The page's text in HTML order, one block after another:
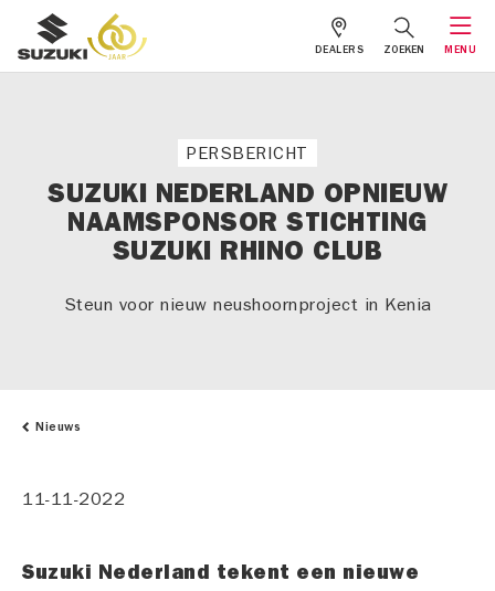
DEALERS ZOEKEN MENU
PERSBERICHT
SUZUKI NEDERLAND OPNIEUW
NAAMSPONSOR STICHTING
SUZUKI RHINO CLUB
Steun voor nieuw neushoornproject in Kenia
Nieuws
11-11-2022
Suzuki Nederland tekent een nieuwe